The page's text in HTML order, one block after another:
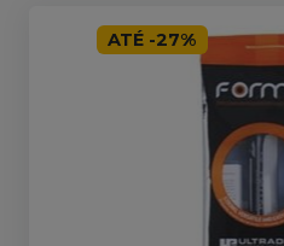
ATÉ -27%